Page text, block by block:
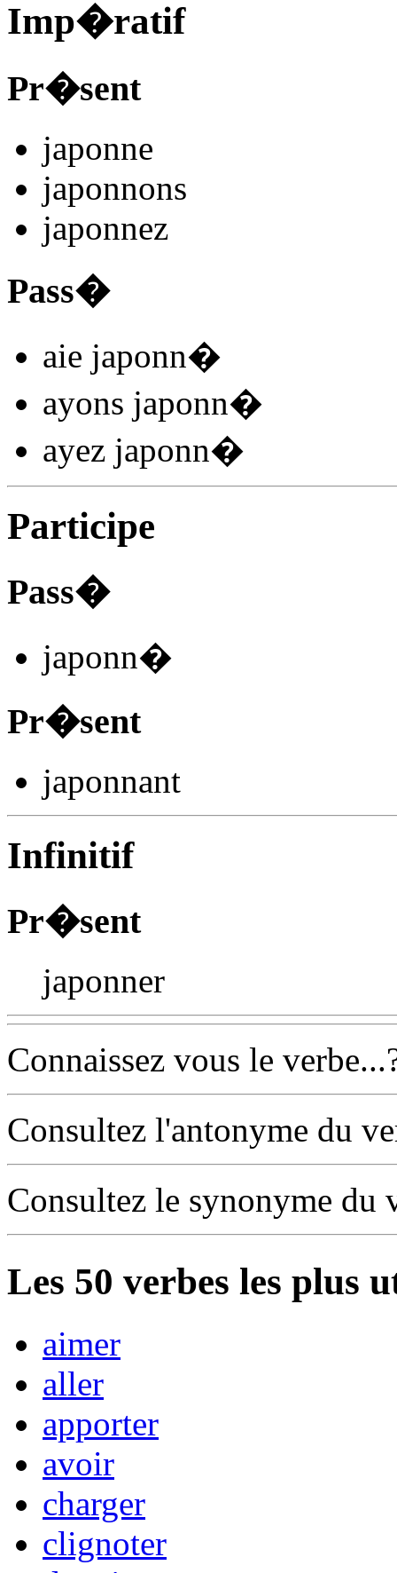
Imp�ratif
Pr�sent
japonne
japonnons
japonnez
Pass�
aie japonn�
ayons japonn�
ayez japonn�
Participe
Pass�
japonn�
Pr�sent
japonnant
Infinitif
Pr�sent
japonner
Connaissez vous le
Consultez l'antonyme du
Consultez le synonyme du
Les 50 verbes les plus
aimer
aller
apporter
avoir
charger
clignoter